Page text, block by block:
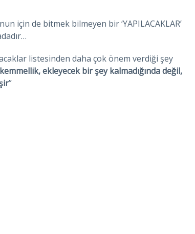
için de bitmek bilmeyen bir ‘YAPILACAKLAR’
listesinden daha çok önem verdiği şey
ekleyecek bir şey kalmadığında değil,
”